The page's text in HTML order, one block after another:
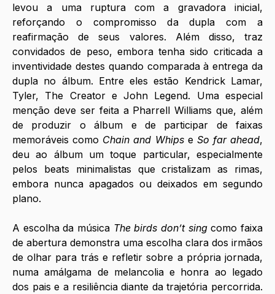
levou a uma ruptura com a gravadora inicial,
reforçando o compromisso da dupla com a
reafirmação de seus valores. Além disso, traz
convidados de peso, embora tenha sido criticada a
inventividade destes quando comparada à entrega da
dupla no álbum. Entre eles estão Kendrick Lamar,
Tyler, The Creator e John Legend. Uma especial
menção deve ser feita a Pharrell Williams que, além
de produzir o álbum e de participar de faixas
memoráveis como Chain and Whips e So far ahead,
deu ao álbum um toque particular, especialmente
pelos beats minimalistas que cristalizam as rimas,
embora nunca apagados ou deixados em segundo
plano.
A escolha da música The birds don’t sing como faixa
de abertura demonstra uma escolha clara dos irmãos
de olhar para trás e refletir sobre a própria jornada,
numa amálgama de melancolia e honra ao legado
dos pais e a resiliência diante da trajetória percorrida.